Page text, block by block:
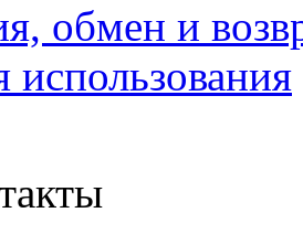
обмен и
использования